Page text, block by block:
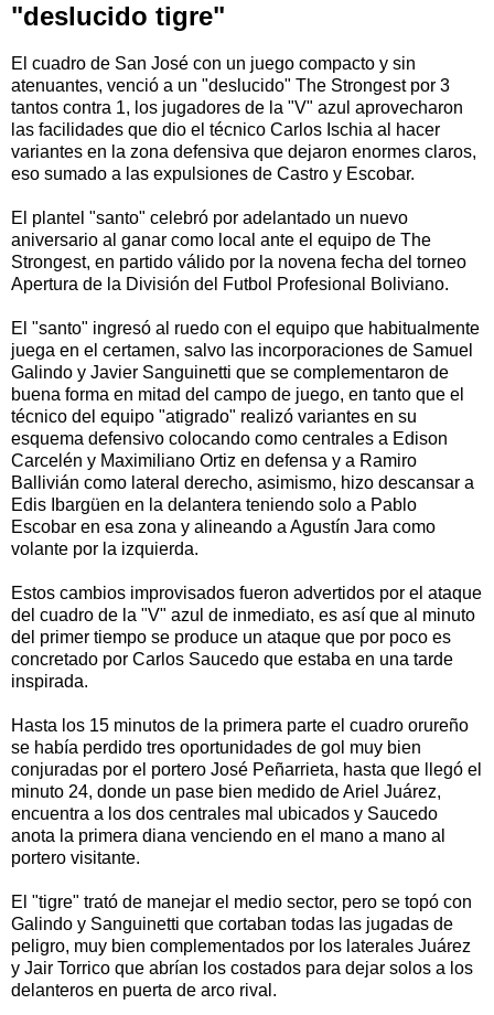
"deslucido tigre"
El cuadro de San José con un juego compacto y sin
atenuantes, venció a un "deslucido" The Strongest por 3
tantos contra 1, los jugadores de la "V" azul aprovecharon
las facilidades que dio el técnico Carlos Ischia al hacer
variantes en la zona defensiva que dejaron enormes claros,
eso sumado a las expulsiones de Castro y Escobar.
El plantel "santo" celebró por adelantado un nuevo
aniversario al ganar como local ante el equipo de The
Strongest, en partido válido por la novena fecha del torneo
Apertura de la División del Futbol Profesional Boliviano.
El "santo" ingresó al ruedo con el equipo que habitualmente
juega en el certamen, salvo las incorporaciones de Samuel
Galindo y Javier Sanguinetti que se complementaron de
buena forma en mitad del campo de juego, en tanto que el
técnico del equipo "atigrado" realizó variantes en su
esquema defensivo colocando como centrales a Edison
Carcelén y Maximiliano Ortiz en defensa y a Ramiro
Ballivián como lateral derecho, asimismo, hizo descansar a
Edis Ibargüen en la delantera teniendo solo a Pablo
Escobar en esa zona y alineando a Agustín Jara como
volante por la izquierda.
Estos cambios improvisados fueron advertidos por el ataque
del cuadro de la "V" azul de inmediato, es así que al minuto
del primer tiempo se produce un ataque que por poco es
concretado por Carlos Saucedo que estaba en una tarde
inspirada.
Hasta los 15 minutos de la primera parte el cuadro orureño
se había perdido tres oportunidades de gol muy bien
conjuradas por el portero José Peñarrieta, hasta que llegó el
minuto 24, donde un pase bien medido de Ariel Juárez,
encuentra a los dos centrales mal ubicados y Saucedo
anota la primera diana venciendo en el mano a mano al
portero visitante.
El "tigre" trató de manejar el medio sector, pero se topó con
Galindo y Sanguinetti que cortaban todas las jugadas de
peligro, muy bien complementados por los laterales Juárez
y Jair Torrico que abrían los costados para dejar solos a los
delanteros en puerta de arco rival.